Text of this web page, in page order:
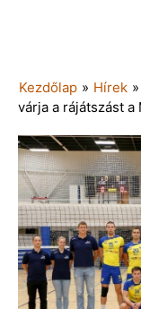
Kezdőlap » Hírek »
várja a rájátszást a